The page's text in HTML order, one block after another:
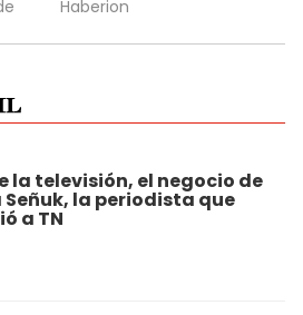
la televisión, el negocio de
la periodista que
a TN